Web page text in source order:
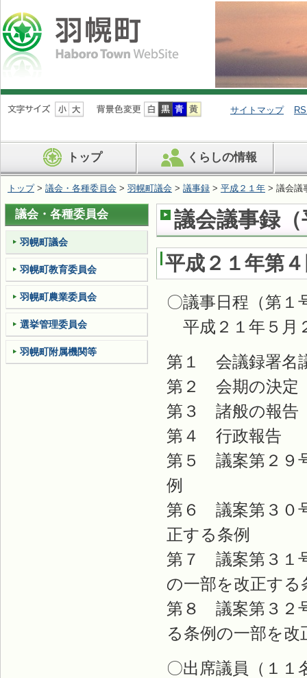
ナ
ビ
ン
を
ば
す
サイトマップ
トップ くらしの情報
トップ> 議会・各種委員会 > 羽幌町議会 > 議事録 > 平成２１年 > 議会議
議会議事録
平成２１年第
〇議事日程（第１
平成２１年５月
第１ 会議録署名
第２ 会期の決定
第３ 諸般の報告
第４ 行政報告
第５ 議案第２９
例
第６ 議案第３０
正する条例
第７ 議案第３１
の一部を改正する
第８ 議案第３２
る条例の一部を改
〇出席議員（１１
議会・各種委員会
羽幌町議会
羽幌町教育委員会
羽幌町農業委員会
選挙管理委員会
羽幌町附属機関等